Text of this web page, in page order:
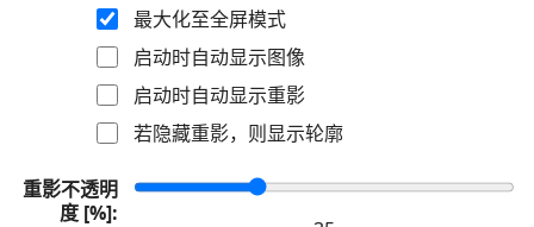
最大化至全屏模式
启动时自动显示图像
启动时自动显示重影
若隐藏重影，则显示轮廓
重影不透明
度 [%]